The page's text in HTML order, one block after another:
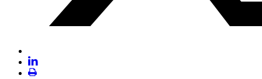
Plattform
X
LinekdIn